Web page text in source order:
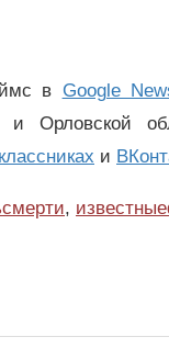
в Google
и Орловской
и
,